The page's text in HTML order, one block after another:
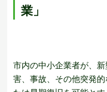
業」
市内の中小企業者が、
害、事故、その他突発